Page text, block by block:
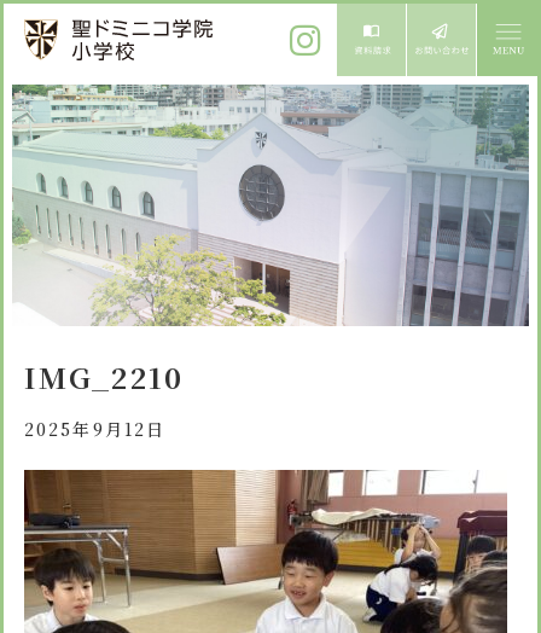
ご挨拶
校長メッセージ
先生からメッセージ
教育方針
教育方針 心・礼・知
心の育成
礼の育成
知の育成
募集案内
体験入学
よくある質問
諸届出用紙
卒業生進学先
学校生活
年間行事
委員会・クラブ活動
検定合格、入賞・入選
学校紹介ムービー
施設紹介
設備紹介
安心・安全
スクールバス
お知らせ
サイトマップ
アクセス
個人情報保護方針
特定商取引法に基づく表示
寄付金の募集
IMG_2210
2025年9月12日